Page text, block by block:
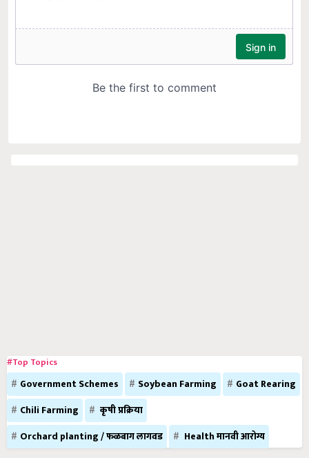
#Top Topics
Government Schemes Soybean Farming
Goat Rearing
Chili Farming
कृषी प्रक्रिया
Orchard planting / फळबाग लागवड
Health मानवी आरोग्य